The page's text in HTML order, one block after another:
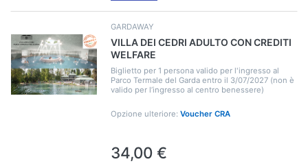
GARDAWAY
VILLA DEI CEDRI ADULTO CON CREDITI
WELFARE
Biglietto per 1 persona valido per l'ingresso al
Parco Termale del Garda entro il 3/07/2027 (non è
valido per l’ingresso al centro benessere)
Opzione ulteriore: Voucher CRA
34,00 €